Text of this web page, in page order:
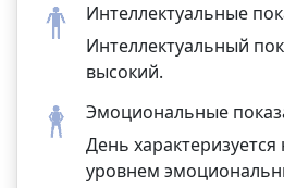
Интеллектуальные
Интеллектуальный
высокий.
Эмоциональные
День
уровнем